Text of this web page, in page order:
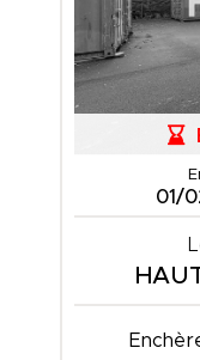
01/